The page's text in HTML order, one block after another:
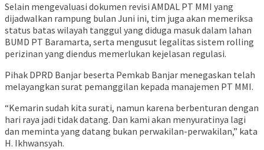
​Selain mengevaluasi dokumen revisi AMDAL PT MMI yang
dijadwalkan rampung bulan Juni ini, tim juga akan memeriksa
status batas wilayah tanggul yang diduga masuk dalam lahan
BUMD PT Baramarta, serta mengusut legalitas sistem rolling
perizinan yang diendus memerlukan kejelasan regulasi.
​Pihak DPRD Banjar beserta Pemkab Banjar menegaskan telah
melayangkan surat pemanggilan kepada manajemen PT MMI.
“Kemarin sudah kita surati, namun karena berbenturan dengan
hari raya jadi tidak datang. Dan kami akan menyuratinya lagi
dan meminta yang datang bukan perwakilan-perwakilan,” kata
H. Ikhwansyah.